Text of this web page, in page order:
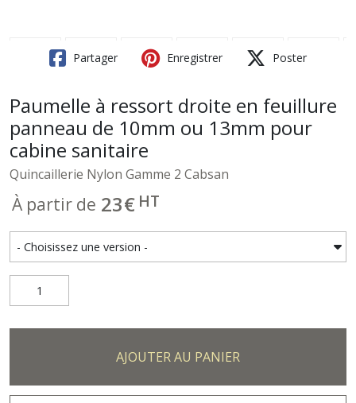
Partager Enregistrer Poster
Paumelle à ressort droite en feuillure
panneau de 10mm ou 13mm pour
cabine sanitaire
Quincaillerie Nylon Gamme 2 Cabsan
À partir de 23€ HT
AJOUTER AU PANIER